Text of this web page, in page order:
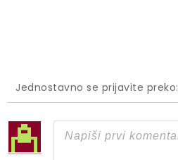
Jednostavno se prijavite preko: